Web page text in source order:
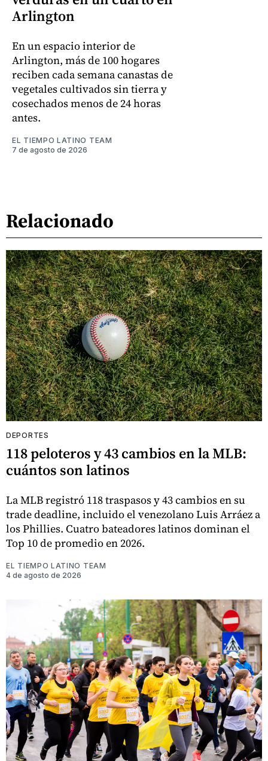
Arlington
En un espacio interior de
Arlington, más de 100 hogares
reciben cada semana canastas de
vegetales cultivados sin tierra y
cosechados menos de 24 horas
antes.
EL TIEMPO LATINO TEAM
7 de agosto de 2026
Relacionado
DEPORTES
118 peloteros y 43 cambios en la MLB:
cuántos son latinos
La MLB registró 118 traspasos y 43 cambios en su
trade deadline, incluido el venezolano Luis Arráez a
los Phillies. Cuatro bateadores latinos dominan el
Top 10 de promedio en 2026.
EL TIEMPO LATINO TEAM
4 de agosto de 2026